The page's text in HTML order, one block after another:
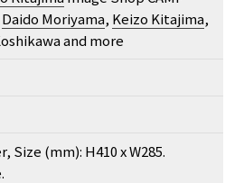
Daido Moriyama, Keizo Kitajima,
and more
Size (mm): H410 x W285.